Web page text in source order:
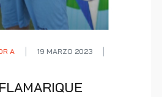
A
19 MARZO 2023